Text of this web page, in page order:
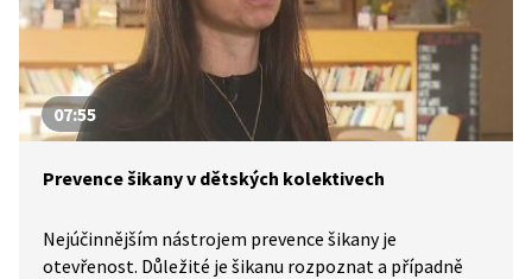
07:55
Prevence šikany v dětských kolektivech
Nejúčinnějším nástrojem prevence šikany je
otevřenost. Důležité je šikanu rozpoznat a případně